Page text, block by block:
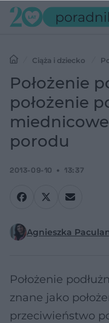
Ciąża i dziecko
położenie podłużne
Położenie
położenie
porodu
2013-09-10 13:37
Agnieszka
Położenie
znane jako
przeciwieństwo